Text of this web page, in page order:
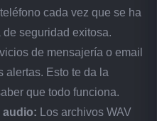
cada vez que se ha
de seguridad exitosa.
de mensajería o email
alertas. Esto te da la
que todo funciona.
audio: Los archivos WAV